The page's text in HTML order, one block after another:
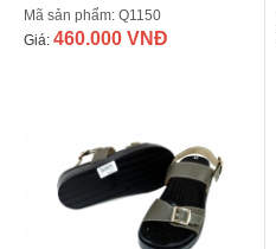
Mã sản phẩm: Q1150
Giá: 460.000 VNĐ